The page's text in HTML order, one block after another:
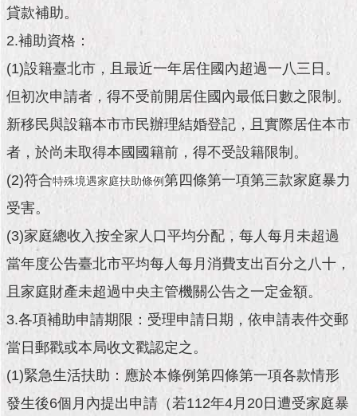
公
施
願
景
及
成
市
政
資
料
發
貸款補助。
2.補助資格：
(1)設籍臺北市，且最近一年居住國內超過一八三日。
但初次申請者，得不受前開居住國內最低日數之限制。
新移民與設籍本市市民辦理結婚登記，且實際居住本市
者，於尚未取得本國國籍前，得不受設籍限制。
(2)符合特殊境遇家庭扶助條例第四條第一項第三款家庭暴力
受害。
(3)家庭總收入按全家人口平均分配，每人每月未超過
當年度公告臺北市平均每人每月消費支出百分之八十，
且家庭財產未超過中央主管機關公告之一定金額。
3.各項補助申請期限：受理申請日期，依申請表件交郵
當日郵戳或本局收文戳認定之。
(1)緊急生活扶助：應於本條例第四條第一項各款情形
發生後6個月內提出申請（若112年4月20日遭受家庭暴